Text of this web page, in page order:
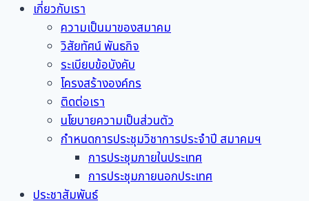
เกี่ยวกับเรา
ความเป็นมาของสมาคม
วิสัยทัศน์ พันธกิจ
ระเบียบข้อบังคับ
โครงสร้างองค์กร
ติดต่อเรา
นโยบายความเป็นส่วนตัว
กำหนดการประชุมวิชาการประจำปี สมาคมฯ
การประชุมภายในประเทศ
การประชุมภายนอกประเทศ
ประชาสัมพันธ์